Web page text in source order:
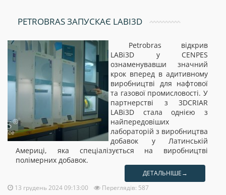
PETROBRAS ЗАПУСКАЄ LABI3D
Petrobras відкрив
LABi3D у CENPES
ознаменувавши значний
крок вперед в адитивному
виробництві для нафтової
та газової промисловості. У
партнерстві з 3DCRIAR
LABi3D стала однією з
найпередовіших
лабораторій з виробництва
добавок у Латинській
Америці, яка спеціалізується на виробництві
полімерних добавок.
ДЕТАЛЬНІШЕ→
13 грудень 2024 09:13:00 Переглядів: 587